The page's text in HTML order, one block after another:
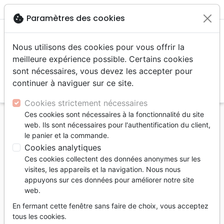
menu
Accueil Livres Souffrance, Relation d'aide
Souffrance, Relation d'aide
Page 2 / 17
produits
cookie Paramètres des cookies
Nous utilisons des cookies pour vous offrir la
meilleure expérience possible. Certains cookies
sont nécessaires, vous devez les accepter pour
continuer à naviguer sur ce site.
Cookies strictement nécessaires
Ces cookies sont nécessaires à la fonctionnalité du site
web. Ils sont nécessaires pour l'authentification du client,
le panier et la commande.
Cookies analytiques
Ces cookies collectent des données anonymes sur les
visites, les appareils et la navigation. Nous nous
appuyons sur ces données pour améliorer notre site
web.
En fermant cette fenêtre sans faire de choix, vous acceptez
tous les cookies.